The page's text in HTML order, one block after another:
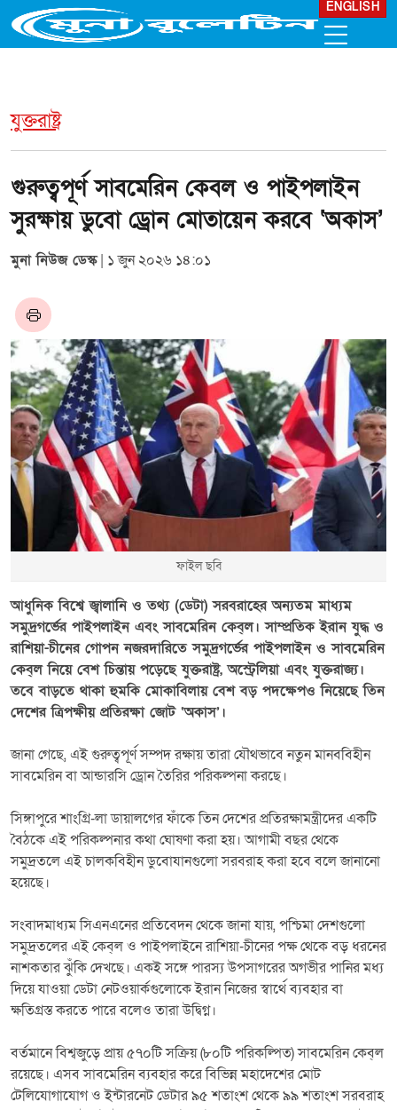
ENGLISH
যুক্তরাষ্ট্র
গুরুত্বপূর্ণ সাবমেরিন কেবল ও পাইপলাইন
সুরক্ষায় ডুবো ড্রোন মোতায়েন করবে ‘অকাস’
মুনা নিউজ ডেস্ক| ১ জুন ২০২৬ ১৪:০১
ফাইল ছবি
আধুনিক বিশ্বে জ্বালানি ও তথ্য (ডেটা) সরবরাহের অন্যতম মাধ্যম
সমুদ্রগর্ভের পাইপলাইন এবং সাবমেরিন কেব্‌ল। সাম্প্রতিক ইরান যুদ্ধ ও
রাশিয়া-চীনের গোপন নজরদারিতে সমুদ্রগর্ভের পাইপলাইন ও সাবমেরিন
কেব্‌ল নিয়ে বেশ চিন্তায় পড়েছে যুক্তরাষ্ট্র, অস্ট্রেলিয়া এবং যুক্তরাজ্য।
তবে বাড়তে থাকা হুমকি মোকাবিলায় বেশ বড় পদক্ষেপও নিয়েছে তিন
দেশের ত্রিপক্ষীয় প্রতিরক্ষা জোট ‘অকাস’।
জানা গেছে, এই গুরুত্বপূর্ণ সম্পদ রক্ষায় তারা যৌথভাবে নতুন মানববিহীন
সাবমেরিন বা আন্ডারসি ড্রোন তৈরির পরিকল্পনা করছে।
সিঙ্গাপুরে শাংগ্রি-লা ডায়ালগের ফাঁকে তিন দেশের প্রতিরক্ষামন্ত্রীদের একটি
বৈঠকে এই পরিকল্পনার কথা ঘোষণা করা হয়। আগামী বছর থেকে
সমুদ্রতলে এই চালকবিহীন ডুবোযানগুলো সরবরাহ করা হবে বলে জানানো
হয়েছে।
সংবাদমাধ্যম সিএনএনের প্রতিবেদন থেকে জানা যায়, পশ্চিমা দেশগুলো
সমুদ্রতলের এই কেব্‌ল ও পাইপলাইনে রাশিয়া-চীনের পক্ষ থেকে বড় ধরনের
নাশকতার ঝুঁকি দেখছে। একই সঙ্গে পারস্য উপসাগরের অগভীর পানির মধ্য
দিয়ে যাওয়া ডেটা নেটওয়ার্কগুলোকে ইরান নিজের স্বার্থে ব্যবহার বা
ক্ষতিগ্রস্ত করতে পারে বলেও তারা উদ্বিগ্ন।
বর্তমানে বিশ্বজুড়ে প্রায় ৫৭০টি সক্রিয় (৮০টি পরিকল্পিত) সাবমেরিন কেব্‌ল
রয়েছে। এসব সাবমেরিন ব্যবহার করে বিভিন্ন মহাদেশের মোট
টেলিযোগাযোগ ও ইন্টারনেট ডেটার ৯৫ শতাংশ থেকে ৯৯ শতাংশ সরবরাহ